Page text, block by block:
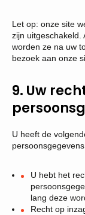
Let op: onze site
zijn uitgeschakeld.
worden ze na uw
bezoek aan onze
9. Uw
U heeft de
U hebt het
lang deze
Recht op